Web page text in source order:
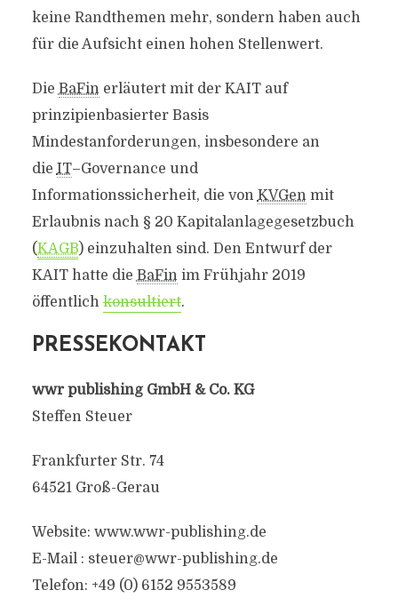
keine Randthemen mehr, sondern haben auch
für die Aufsicht einen hohen Stellenwert.
Die BaFinerläutert mit der KAIT auf
prinzipienbasierter Basis
Mindestanforderungen, insbesondere an
die IT–Governance und
Informationssicherheit, die von KVGenmit
Erlaubnis nach § 20 Kapitalanlagegesetzbuch
(KAGB) einzuhalten sind. Den Entwurf der
KAIT hatte die BaFinim Frühjahr 2019
öffentlichkonsultiert.
PRESSEKONTAKT
wwr publishing GmbH & Co. KG
Steffen Steuer
Frankfurter Str. 74
64521 Groß-Gerau
Website: www.wwr-publishing.de
E-Mail : steuer@wwr-publishing.de
Telefon: +49 (0) 6152 9553589